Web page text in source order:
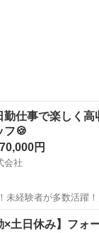
勤仕事で楽しく
フ🍪
円
会社
が多数活躍！／ 【給与】
可！（残業手当込
務時間】 ① 9:00〜17:30 残業
未経験
×土日休み】フォ